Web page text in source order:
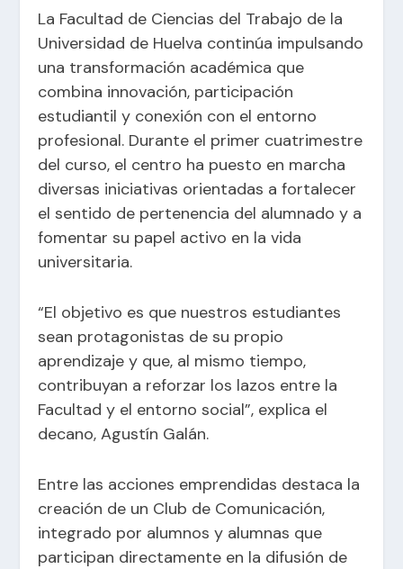
La Facultad de Ciencias del Trabajo de la
Universidad de Huelva continúa impulsando
una transformación académica que
combina innovación, participación
estudiantil y conexión con el entorno
profesional. Durante el primer cuatrimestre
del curso, el centro ha puesto en marcha
diversas iniciativas orientadas a fortalecer
el sentido de pertenencia del alumnado y a
fomentar su papel activo en la vida
universitaria.
“El objetivo es que nuestros estudiantes
sean protagonistas de su propio
aprendizaje y que, al mismo tiempo,
contribuyan a reforzar los lazos entre la
Facultad y el entorno social”, explica el
decano, Agustín Galán.
Entre las acciones emprendidas destaca la
creación de un Club de Comunicación,
integrado por alumnos y alumnas que
participan directamente en la difusión de